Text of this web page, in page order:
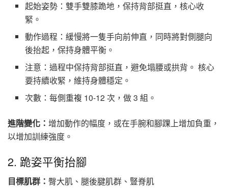
起始姿勢：雙手雙膝跪地，保持背部挺直，核心收
緊。
動作過程：緩慢將一隻手向前伸直，同時將對側腿向
後抬起，保持身體平衡。
注意：過程中保持背部挺直，避免塌腰或拱背。 核心
要持續收緊，維持身體穩定。
次數：每側重複 10-12 次，做 3 組。
進階變化： 增加動作的幅度，或在手腕和腳踝上增加負重，
以增加訓練強度。
2. 跪姿平衡抬腳
目標肌群： 臀大肌、腿後腱肌群、豎脊肌